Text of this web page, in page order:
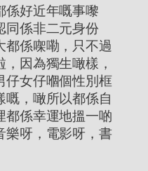
係好近年嘅事嚟
同係非二元身份
都係㗎嘞，只不過
因為獨生噉樣，
仔女仔嗰個性別框
，噉所以都係自
都係幸運地搵一啲
樂呀，電影呀，書